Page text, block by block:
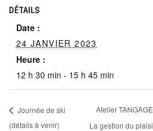
DÉTAILS
Date :
24 JANVIER 2023
Heure :
12 h 30 min - 15 h 45 min
Journée de ski
(détails à venir)
Atelier
La gestion du